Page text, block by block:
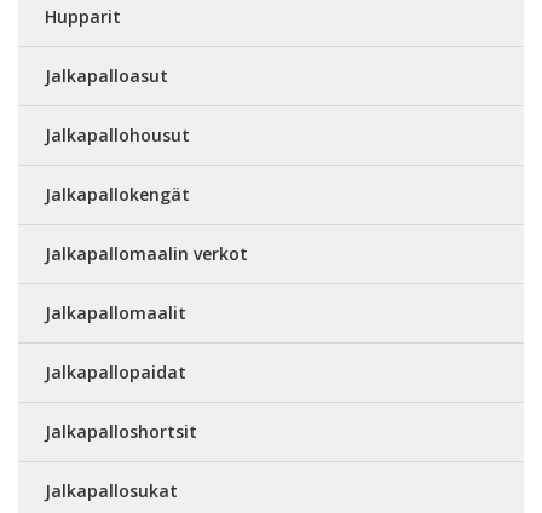
Hupparit
Jalkapalloasut
Jalkapallohousut
Jalkapallokengät
Jalkapallomaalin verkot
Jalkapallomaalit
Jalkapallopaidat
Jalkapalloshortsit
Jalkapallosukat